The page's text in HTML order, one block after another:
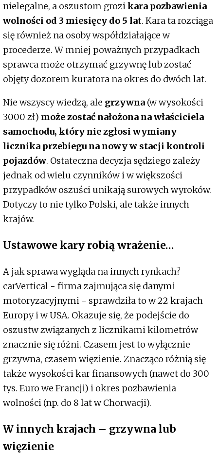
nielegalne, a oszustom grozikara pozbawienia
wolności od 3 miesięcy do 5 lat. Kara ta rozciąga
się również na osoby współdziałające w
procederze. W mniej poważnych przypadkach
sprawca może otrzymać grzywnę lub zostać
objęty dozorem kuratora na okres do dwóch lat.
Nie wszyscy wiedzą, ale grzywna (w wysokości
3000 zł) może zostać nałożona na właściciela
samochodu, który nie zgłosi wymiany
licznika przebiegu na nowy w stacji kontroli
pojazdów. Ostateczna decyzja sędziego zależy
jednak od wielu czynników i w większości
przypadków oszuści unikają surowych wyroków.
Dotyczy to nie tylko Polski, ale także innych
krajów.
Ustawowe kary robią wrażenie…
A jak sprawa wygląda na innych rynkach?
carVertical - firma zajmująca się danymi
motoryzacyjnymi - sprawdziła to w 22 krajach
Europy i w USA. Okazuje się, że podejście do
oszustw związanych z licznikami kilometrów
znacznie się różni. Czasem jest to wyłącznie
grzywna, czasem więzienie. Znacząco różnią się
także wysokości kar finansowych (nawet do 300
tys. Euro we Francji) i okres pozbawienia
wolności (np. do 8 lat w Chorwacji).
W innych krajach – grzywna lub
więzienie